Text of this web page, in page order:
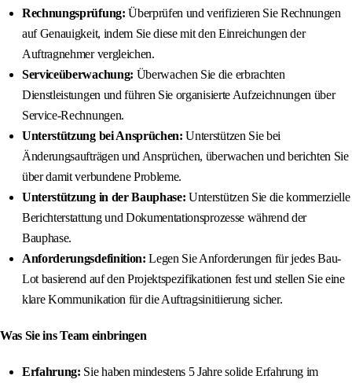
Rechnungsprüfung: Überprüfen und verifizieren Sie Rechnungen
auf Genauigkeit, indem Sie diese mit den Einreichungen der
Auftragnehmer vergleichen.
Serviceüberwachung: Überwachen Sie die erbrachten
Dienstleistungen und führen Sie organisierte Aufzeichnungen über
Service-Rechnungen.
Unterstützung bei Ansprüchen: Unterstützen Sie bei
Änderungsaufträgen und Ansprüchen, überwachen und berichten Sie
über damit verbundene Probleme.
Unterstützung in der Bauphase: Unterstützen Sie die kommerzielle
Berichterstattung und Dokumentationsprozesse während der
Bauphase.
Anforderungsdefinition: Legen Sie Anforderungen für jedes Bau-
Lot basierend auf den Projektspezifikationen fest und stellen Sie eine
klare Kommunikation für die Auftragsinitiierung sicher.
Was Sie ins Team einbringen
Erfahrung: Sie haben mindestens 5 Jahre solide Erfahrung im